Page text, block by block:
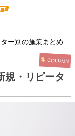
ー別の施策まとめ
COLUMN
規・リピータ